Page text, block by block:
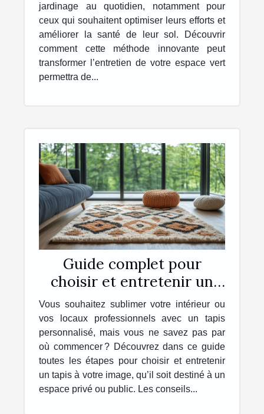
jardinage au quotidien, notamment pour
ceux qui souhaitent optimiser leurs efforts et
améliorer la santé de leur sol. Découvrir
comment cette méthode innovante peut
transformer l’entretien de votre espace vert
permettra de...
Guide complet pour
choisir et entretenir un
tapis personnalisé
Vous souhaitez sublimer votre intérieur ou
vos locaux professionnels avec un tapis
personnalisé, mais vous ne savez pas par
où commencer ? Découvrez dans ce guide
toutes les étapes pour choisir et entretenir
un tapis à votre image, qu’il soit destiné à un
espace privé ou public. Les conseils...